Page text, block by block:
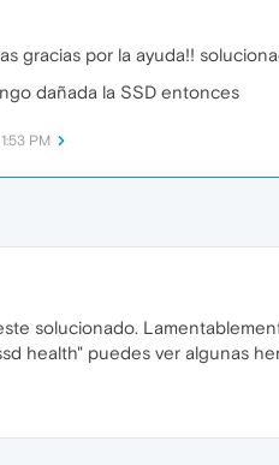
gracias por la ayuda!!
dañada la SSD entonces
PM
solucionado.
health" puedes ver algunas